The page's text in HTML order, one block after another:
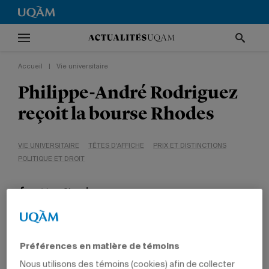
Accueil Vie universitaire
Philippe-André Rodriguez
reçoit la bourse Rhodes
VIE UNIVERSITAIRE TÊTES D'AFFICHE
PRIX ET DISTINCTIONS
POLITIQUE ET DROIT
28 novembre 2011 à 15 h 11
Préférences en matière de témoins
Nous utilisons des témoins (cookies) afin de collecter